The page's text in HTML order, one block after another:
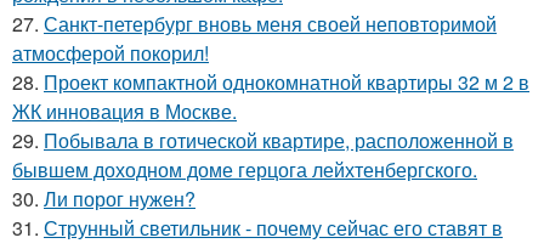
27. Санкт-петербург вновь меня своей неповторимой
атмосферой покорил!
28. Проект компактной однокомнатной квартиры 32 м 2 в
ЖК инновация в Москве.
29. Побывала в готической квартире, расположенной в
бывшем доходном доме герцога лейхтенбергского.
30. Ли порог нужен?
31. Струнный светильник - почему сейчас его ставят в